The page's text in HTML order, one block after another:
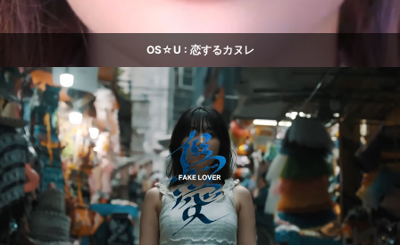
OS☆U : 恋するカヌレ